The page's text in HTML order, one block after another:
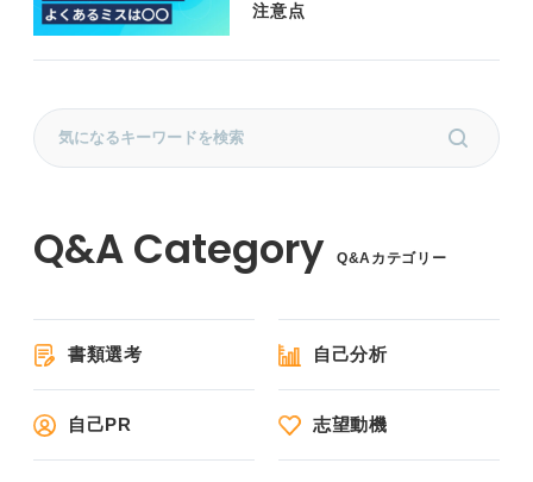
注意点
Q&Aカテゴリー
書類選考 自己分析
自己PR 志望動機